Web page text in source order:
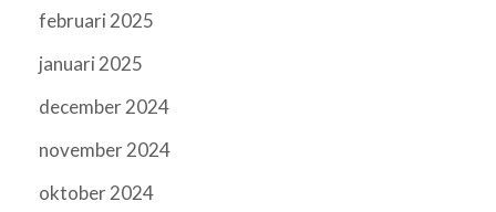
februari 2025
januari 2025
december 2024
november 2024
oktober 2024